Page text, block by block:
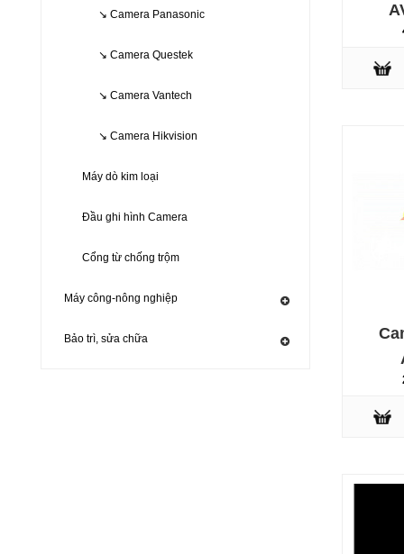
↘ Camera Panasonic
↘ Camera Questek
↘ Camera Vantech
↘ Camera Hikvision
Máy dò kim loại
Đầu ghi hình Camera
Cổng từ chống trộm
Máy công-nông nghiệp
Bảo trì, sửa chữa